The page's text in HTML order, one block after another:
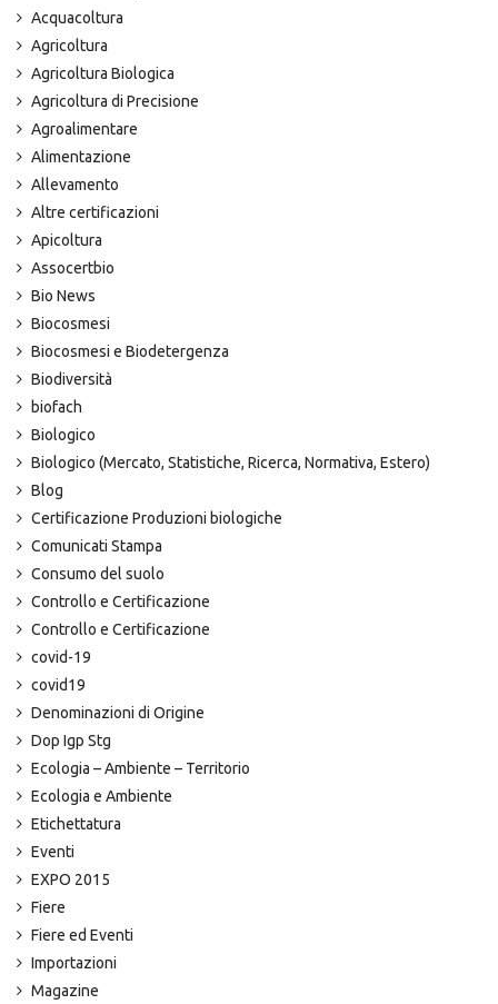
Acquacoltura
Agricoltura
Agricoltura Biologica
Agricoltura di Precisione
Agroalimentare
Alimentazione
Allevamento
Altre certificazioni
Apicoltura
Assocertbio
Bio News
Biocosmesi
Biocosmesi e Biodetergenza
Biodiversità
biofach
Biologico
Biologico (Mercato, Statistiche, Ricerca, Normativa, Estero)
Blog
Certificazione Produzioni biologiche
Comunicati Stampa
Consumo del suolo
Controllo e Certificazione
Controllo e Certificazione
covid-19
covid19
Denominazioni di Origine
Dop Igp Stg
Ecologia – Ambiente – Territorio
Ecologia e Ambiente
Etichettatura
Eventi
EXPO 2015
Fiere
Fiere ed Eventi
Importazioni
Magazine